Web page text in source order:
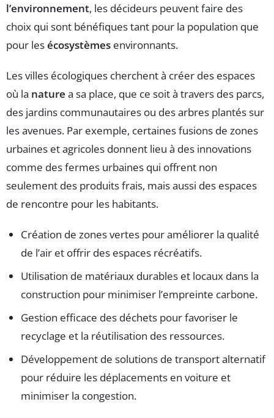
l’environnement, les décideurs peuvent faire des
choix qui sont bénéfiques tant pour la population que
pour lesécosystèmes environnants.
Les villes écologiques cherchent à créer des espaces
où la nature a sa place, que ce soit à travers des parcs,
des jardins communautaires ou des arbres plantés sur
les avenues. Par exemple, certaines fusions de zones
urbaines et agricoles donnent lieu à des innovations
comme des fermes urbaines qui offrent non
seulement des produits frais, mais aussi des espaces
de rencontre pour les habitants.
Création de zones vertes pour améliorer la qualité
de l’air et offrir des espaces récréatifs.
Utilisation de matériaux durables et locaux dans la
construction pour minimiser l’empreinte carbone.
Gestion efficace des déchets pour favoriser le
recyclage et la réutilisation des ressources.
Développement de solutions de transport alternatif
pour réduire les déplacements en voiture et
minimiser la congestion.